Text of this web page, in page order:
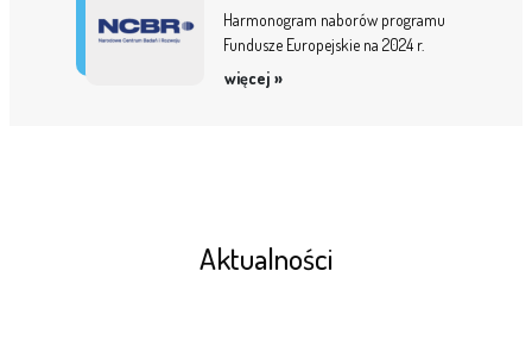
Harmonogram naborów programu
Fundusze Europejskie na 2024 r.
więcej »
Aktualności